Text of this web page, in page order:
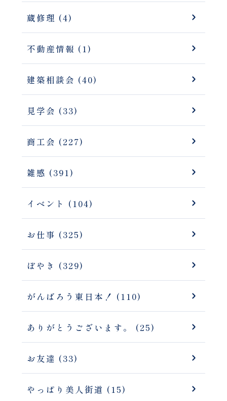
蔵修理 (4)
不動産情報 (1)
建築相談会 (40)
見学会 (33)
商工会 (227)
雑感 (391)
イベント (104)
お仕事 (325)
ぼやき (329)
がんばろう東日本！ (110)
ありがとうございます。 (25)
お友達 (33)
やっぱり美人街道 (15)